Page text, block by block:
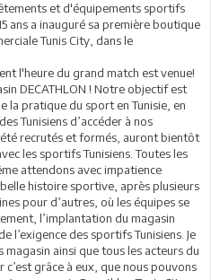
et d'équipements sportifs
ans a inauguré sa première boutique
Tunis City, dans le
l'heure du grand match est venue!
DECATHLON ! Notre objectif est
la pratique du sport en Tunisie, en
Tunisiens d’accéder à nos
recrutés et formés, auront bientôt
les sportifs Tunisiens. Toutes les
attendons avec impatience
histoire sportive, après plusieurs
pour d’autres, où les équipes se
l’implantation du magasin
l’exigence des sportifs Tunisiens. Je
ainsi que tous les acteurs du
grâce à eux, que nous pouvons